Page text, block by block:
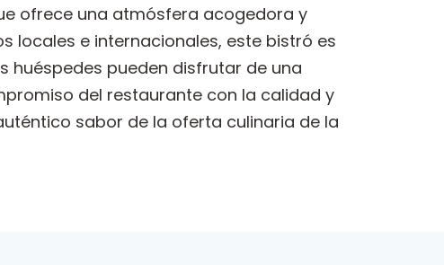
ofrece una atmósfera acogedora y
locales e internacionales, este bistró es
huéspedes pueden disfrutar de una
del restaurante con la calidad y
sabor de la oferta culinaria de la